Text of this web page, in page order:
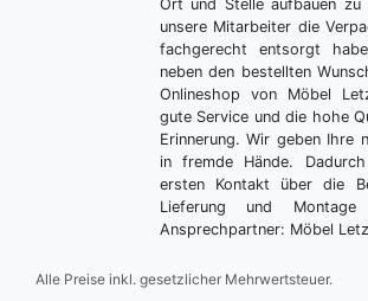
Ort und Stelle aufbauen zu
unsere Mitarbeiter die
fachgerecht entsorgt
neben den bestellten
Onlineshop von Möbel
gute Service und die hohe
Erinnerung. Wir geben Ihre
in fremde Hände.
ersten Kontakt über die
Lieferung und
Ansprechpartner: Möbel
Alle Preise inkl. gesetzlicher Mehrwertsteuer.